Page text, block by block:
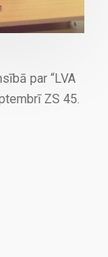
par “LVA
ZS 45.